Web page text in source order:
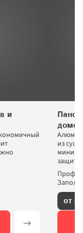
и
из
от 6